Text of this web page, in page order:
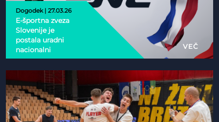
Dogodek | 27.03.26
E-športna zveza
Slovenije je
postala uradni
nacionalni
partner Esports
Nations Cup 2026
VEČ